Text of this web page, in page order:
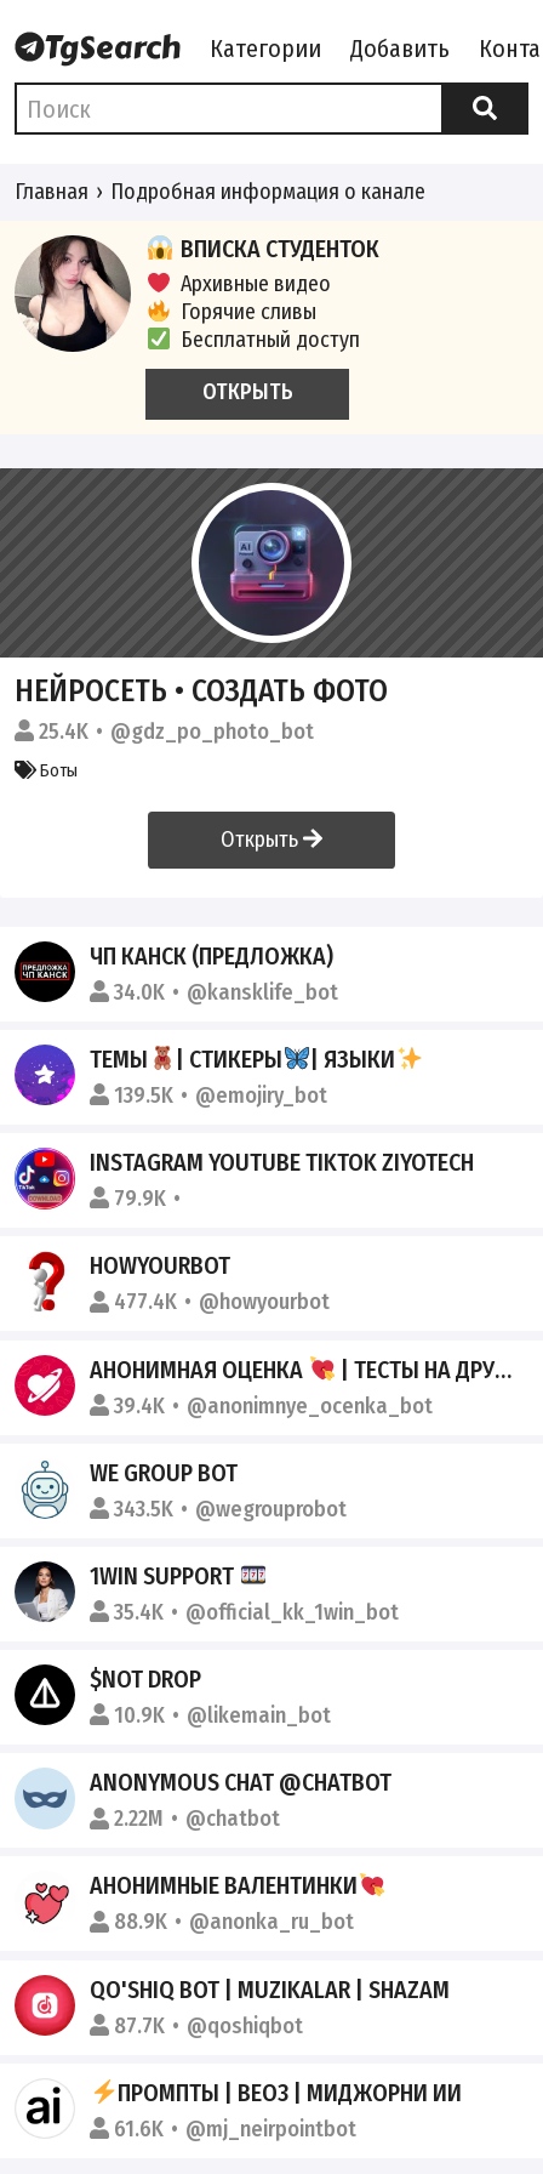
Категории Добавить
Главная Подробная информация о канале
ВПИСКА СТУДЕНТОК
Архивные видео
Горячие сливы
Бесплатный доступ
ОТКРЫТЬ
НЕЙРОСЕТЬ • СОЗДАТЬ ФОТО
25.4K @gdz_po_photo_bot
Боты
Открыть
ЧП КАНСК (ПРЕДЛОЖКА)
34.0K @kansklife_bot
ТЕМЫ | СТИКЕРЫ | ЯЗЫКИ
139.5K @emojiry_bot
INSTAGRAM YOUTUBE TIKTOK ZIYOTECH
79.9K
HOWYOURBOT
477.4K @howyourbot
АНОНИМНАЯ ОЦЕНКА | ТЕСТЫ НА ДРУЖБУ
39.4K @anonimnye_ocenka_bot
WE GROUP BOT
343.5K @wegrouprobot
1WIN SUPPORT
35.4K @official_kk_1win_bot
$NOT DROP
10.9K @likemain_bot
ANONYMOUS CHAT @CHATBOT
2.22M @chatbot
АНОНИМНЫЕ ВАЛЕНТИНКИ
88.9K @anonka_ru_bot
QO'SHIQ BOT | MUZIKALAR | SHAZAM
87.7K @qoshiqbot
ПРОМПТЫ | ВЕО3 | МИДЖОРНИ ИИ
61.6K @mj_neirpointbot